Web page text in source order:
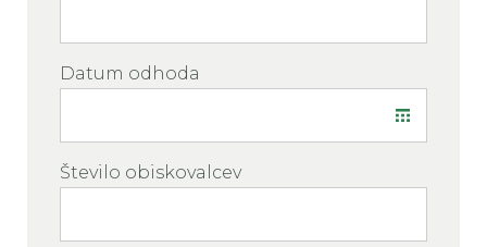
Datum odhoda
Število obiskovalcev